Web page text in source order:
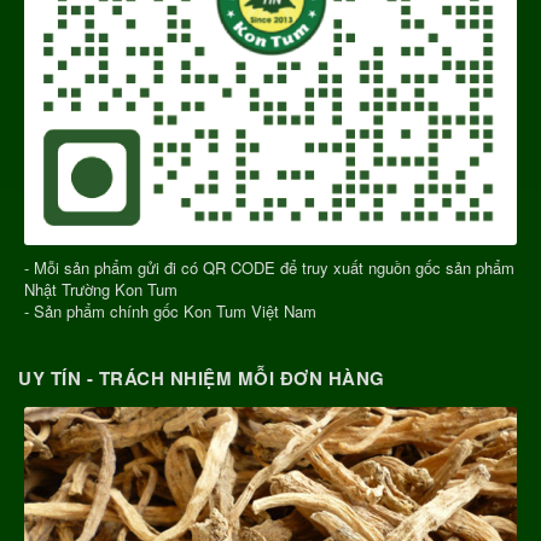
- Mỗi sản phẩm gửi đi có QR CODE để truy xuất nguồn gốc sản phẩm
Nhật Trường Kon Tum
- Sản phẩm chính gốc Kon Tum Việt Nam
UY TÍN - TRÁCH NHIỆM MỖI ĐƠN HÀNG